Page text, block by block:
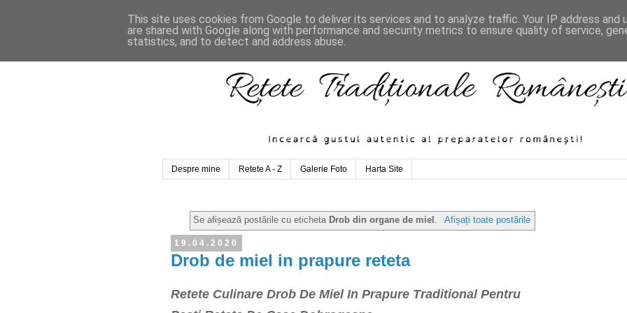
Despre mine Retete A - Z Galerie Foto Harta Site
Se afișează postările cu eticheta Drob din organe de miel . Afișați toate postările
19.04.2020
Drob de miel in prapure reteta
Retete Culinare Drob De Miel In Prapure Traditional Pentru
This site uses cookies from Google to deliver its services and to analyze traffic. Your IP address and
are shared with Google along with performance and security metrics to ensure quality of service,
statistics, and to detect and address abuse.